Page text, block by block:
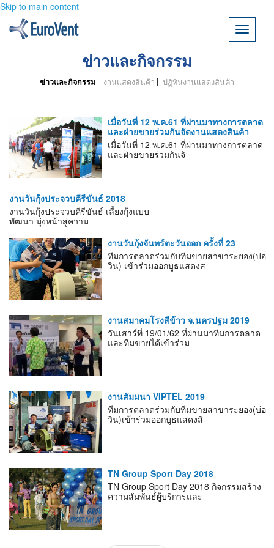
Skip to main content
Toggle
ข่าวและกิจกรรม
ข่าวและกิจกรรม งานแสดงสินค้า ปฏิทินงานแสดงสินค้า
เมื่อวันที่ 12 พ.ค.61 ที่ผ่านมาทางการตลาด
และฝ่ายขายร่วมกันจัดงานแสดงสินค้า
เมื่อวันที่ 12 พ.ค.61 ที่ผ่านมาทางการตลาด
และฝ่ายขายร่วมกันจั
งานวันกุ้งประจวบคีรีขันธ์ 2018
งานวันกุ้งประจวบคีรีขันธ์ เลี้ยงกุ้งแบบ
พัฒนา มุ่งหน้าสู่ความ
งานวันกุ้งจันทร์ตะวันออก ครั้งที่ 23
ทีมการตลาดร่วมกับทีมขายสาขาระยอง(บ่อ
วิน) เข้าร่วมออกบูธแสดงส
งานสมาคมโรงสีข้าว จ.นครปฐม 2019
วันเสาร์ที่ 19/01/62 ที่ผ่านมาทีมการตลาด
และทีมขายได้เข้าร่วม
งานสัมมนา VIPTEL 2019
ทีมการตลาดร่วมกับทีมขายสาขาระยอง(บ่อ
วิน)เข้าร่วมออกบูธแสดงสิ
TN Group Sport Day 2018
TN Group Sport Day 2018 กิจกรรมสร้าง
ความสัมพันธ์ผู้บริการและ